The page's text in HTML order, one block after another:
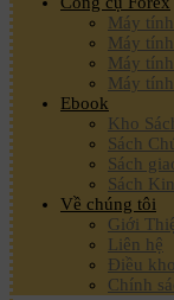
Máy
Máy
Máy
Máy
Ebook
Kho
Sách
Sách
Sách
Về chúng tôi
Giới
Liên hệ
Điều
Chính